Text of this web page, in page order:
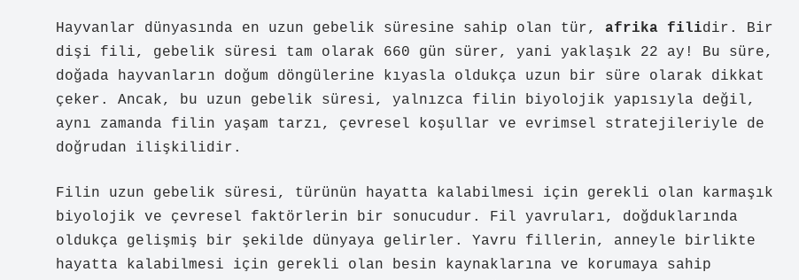
Hayvanlar dünyasında en uzun gebelik süresine sahip olan tür, afrika filidir. Bir
dişi fili, gebelik süresi tam olarak 660 gün sürer, yani yaklaşık 22 ay! Bu süre,
doğada hayvanların doğum döngülerine kıyasla oldukça uzun bir süre olarak dikkat
çeker. Ancak, bu uzun gebelik süresi, yalnızca filin biyolojik yapısıyla değil,
aynı zamanda filin yaşam tarzı, çevresel koşullar ve evrimsel stratejileriyle de
doğrudan ilişkilidir.
Filin uzun gebelik süresi, türünün hayatta kalabilmesi için gerekli olan karmaşık
biyolojik ve çevresel faktörlerin bir sonucudur. Fil yavruları, doğduklarında
oldukça gelişmiş bir şekilde dünyaya gelirler. Yavru fillerin, anneyle birlikte
hayatta kalabilmesi için gerekli olan besin kaynaklarına ve korumaya sahip